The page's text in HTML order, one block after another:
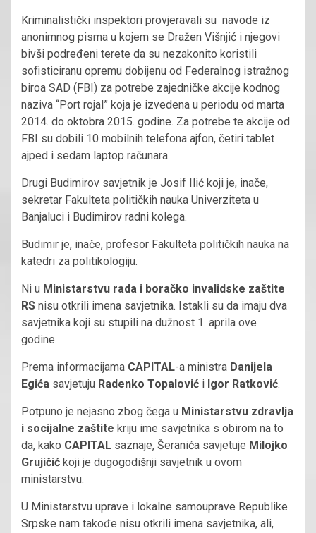
Kriminalistički inspektori provjeravali su navode iz
anonimnog pisma u kojem se Dražen Višnjić i njegovi
bivši podređeni terete da su nezakonito koristili
sofisticiranu opremu dobijenu od Federalnog istražnog
biroa SAD (FBI) za potrebe zajedničke akcije kodnog
naziva “Port rojal” koja je izvedena u periodu od marta
2014. do oktobra 2015. godine. Za potrebe te akcije od
FBI su dobili 10 mobilnih telefona ajfon, četiri tablet
ajped i sedam laptop računara.
Drugi Budimirov savjetnik je Josif Ilić koji je, inače,
sekretar Fakulteta političkih nauka Univerziteta u
Banjaluci i Budimirov radni kolega.
Budimir je, inače, profesor Fakulteta političkih nauka na
katedri za politikologiju.
Ni u Ministarstvu rada i boračko invalidske zaštite
RS nisu otkrili imena savjetnika. Istakli su da imaju dva
savjetnika koji su stupili na dužnost 1. aprila ove
godine.
Prema informacijama CAPITAL-a ministra Danijela
Egića savjetuju Radenko Topalović i Igor Ratković.
Potpuno je nejasno zbog čega u Ministarstvu zdravlja
i socijalne zaštite kriju ime savjetnika s obirom na to
da, kako CAPITAL saznaje, Šeranića savjetuje Milojko
Grujičić koji je dugogodišnji savjetnik u ovom
ministarstvu.
U Ministarstvu uprave i lokalne samouprave Republike
Srpske nam takođe nisu otkrili imena savjetnika, ali,